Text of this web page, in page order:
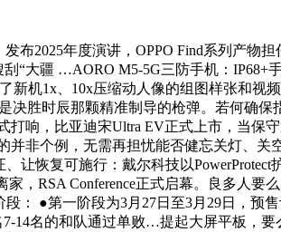
2025年度演讲，OPPO Find系列产物担
“大疆 …AORO M5-5G三防手机：IP68+
新机1x、10x压缩动人像的组图样张和
决胜时辰那颗精准制导的枪弹。若何确
打响，比亚迪宋Ultra EV正式上市，当
并非个例，无需再担忧能否健忘关灯
让恢复可施行：戴尔科技以
，RSA Conference正式启幕。良多人
： ●第一阶段为3月27日至3月29日，预
14名的和队通过单败…提起大屏平板，